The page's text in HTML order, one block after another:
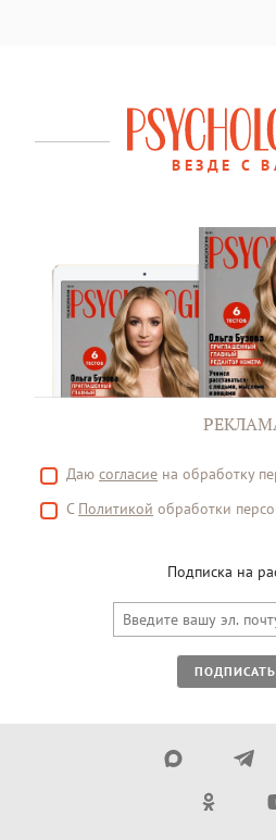
ВЕЗДЕ С
Даю согласие на обработку
С Политикой обработки
Подписка на